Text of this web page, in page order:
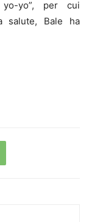
yo-yo”, per cui
salute, Bale ha